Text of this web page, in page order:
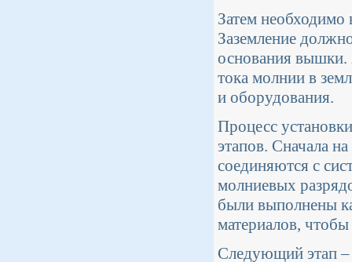
Затем
Заземление
основания вышки.
тока молнии в
и оборудования.
Процесс
этапов. Сначала
соединяются с
молниевых
были выполнены
материалов,
Следующий этап –